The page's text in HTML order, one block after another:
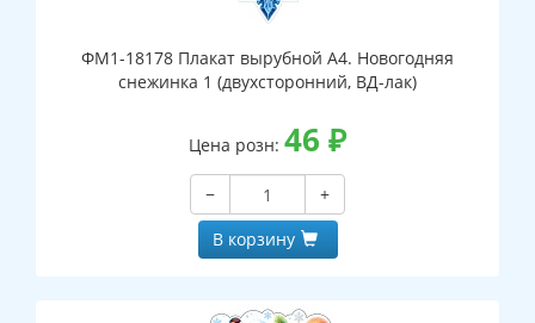
ФМ1-18178 Плакат вырубной А4. Новогодняя
снежинка 1 (двухсторонний, ВД-лак)
Цена розн: 46 ₽
−
+
В корзину